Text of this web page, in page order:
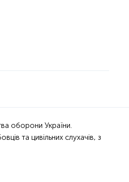
оборони України.
та цивільних слухачів, з